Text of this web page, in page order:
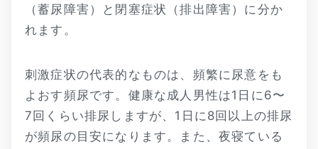
（蓄尿障害）と閉塞症状（排出障害）に分か
れます。
刺激症状の代表的なものは、頻繁に尿意をも
よおす頻尿です。健康な成人男性は1日に6〜
7回くらい排尿しますが、1日に8回以上の排尿
が頻尿の目安になります。また、夜寝ている